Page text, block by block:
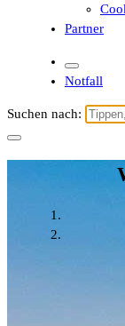
Partner
Notfall
Suchen nach: